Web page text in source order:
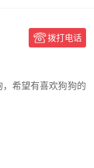
拨打电话
希望有喜欢狗狗的